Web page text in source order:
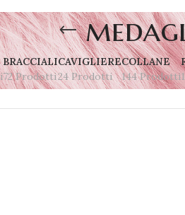
BRACCIALI
72 Prodotti
CAVIGLIERE
24 Prodotti
COLLANE
144 Prodotti